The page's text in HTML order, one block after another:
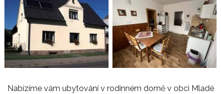
Nabízíme vám ubytování v rodinném domě v obci Mladé